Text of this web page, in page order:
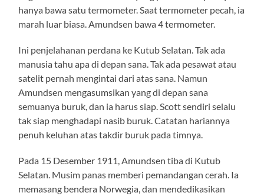
hanya bawa satu termometer. Saat termometer pecah, ia
marah luar biasa. Amundsen bawa 4 termometer.
Ini penjelahanan perdana ke Kutub Selatan. Tak ada
manusia tahu apa di depan sana. Tak ada pesawat atau
satelit pernah mengintai dari atas sana. Namun
Amundsen mengasumsikan yang di depan sana
semuanya buruk, dan ia harus siap. Scott sendiri selalu
tak siap menghadapi nasib buruk. Catatan hariannya
penuh keluhan atas takdir buruk pada timnya.
Pada 15 Desember 1911, Amundsen tiba di Kutub
Selatan. Musim panas memberi pemandangan cerah. Ia
memasang bendera Norwegia, dan mendedikasikan